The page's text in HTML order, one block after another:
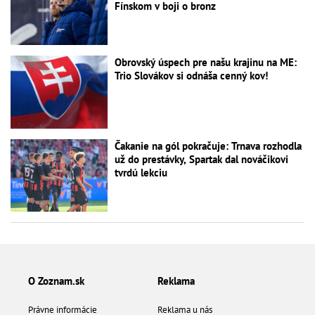
Fínskom v boji o bronz
Obrovský úspech pre našu krajinu na ME:
Trio Slovákov si odnáša cenný kov!
Čakanie na gól pokračuje: Trnava rozhodla
už do prestávky, Spartak dal nováčikovi
tvrdú lekciu
O Zoznam.sk
Právne informácie
Reklama
Reklama u nás